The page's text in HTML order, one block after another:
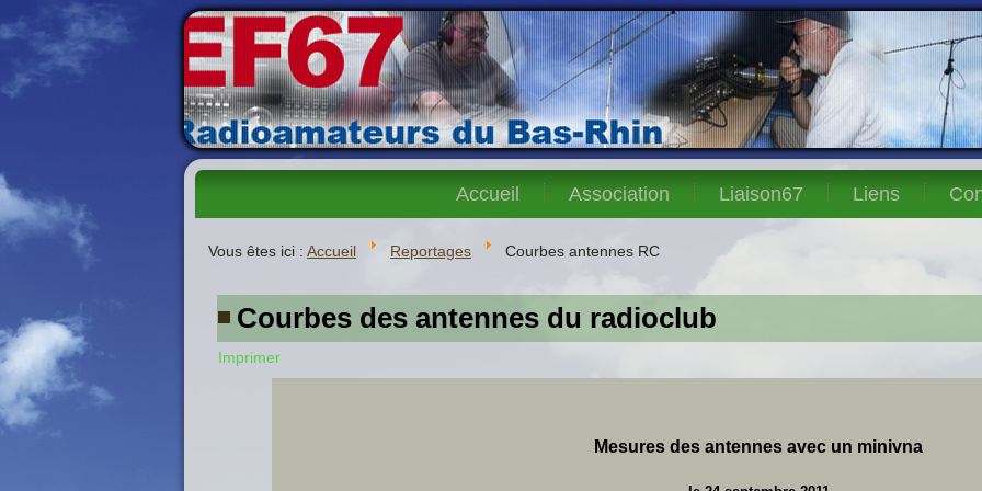
Accueil Association Liaison67 Liens
Vous êtes ici : Accueil Reportages Courbes antennes RC
Courbes des antennes du radioclub
Imprimer
Mesures des antennes avec un minivna